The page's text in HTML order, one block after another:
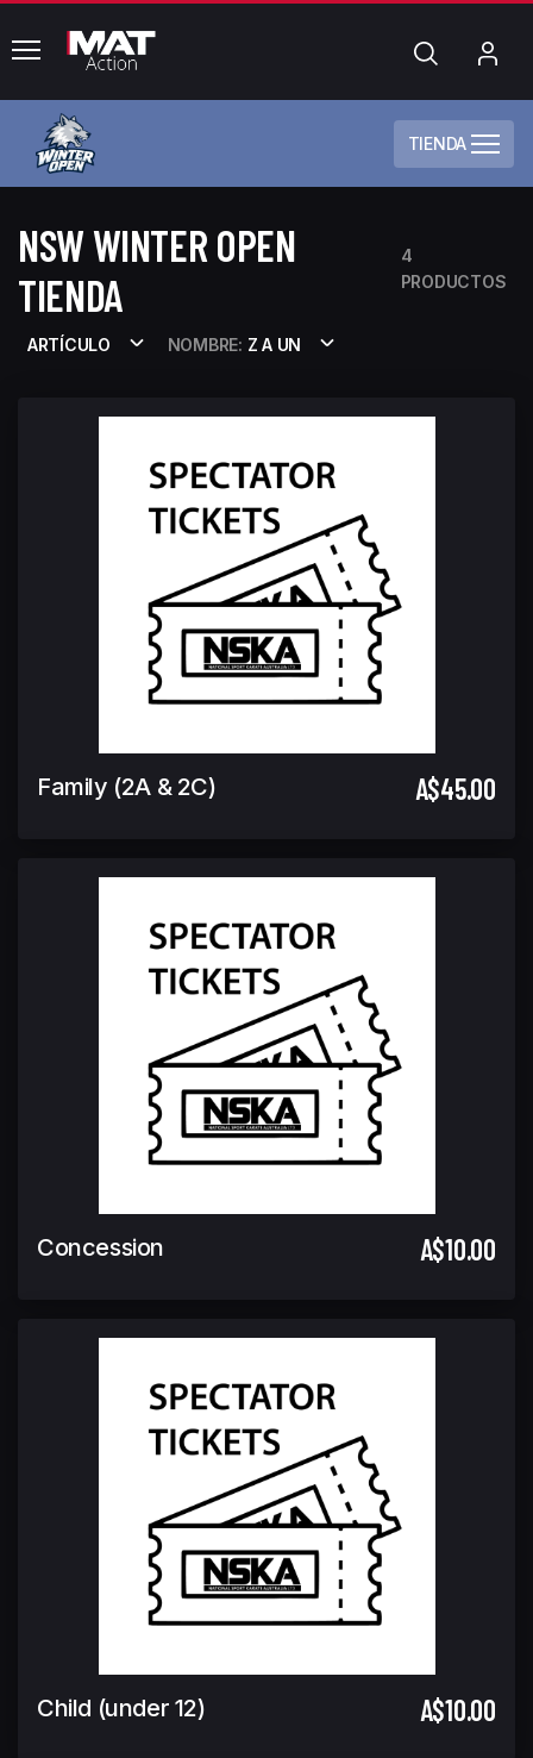
common.menu Búsqueda
TIENDA
NSW WINTER OPEN
TIENDA
4
PRODUCTOS
ARTÍCULO NOMBRE: Z A UN
Family (2A & 2C) A$45.00
Concession A$10.00
Child (under 12) A$10.00